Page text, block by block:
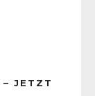
– JETZT